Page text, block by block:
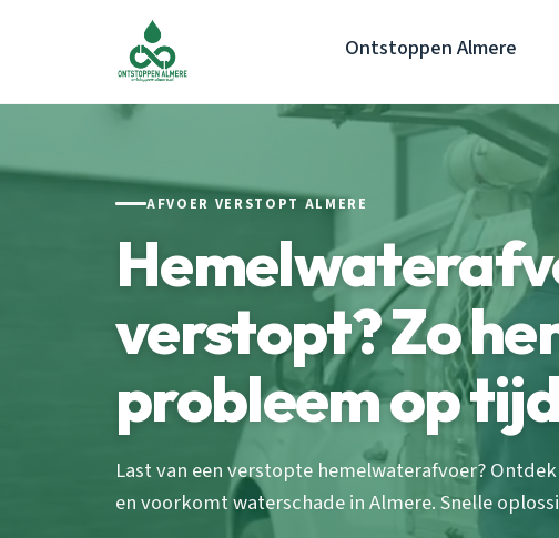
Ontstoppen Almere
AFVOER VERSTOPT ALMERE
verstopt? Zo
probleem op tijd
Last van een verstopte hemelwaterafvoer?
en voorkomt waterschade in Almere. Snelle